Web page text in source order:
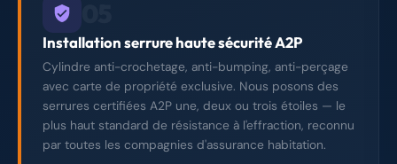
Installation serrure haute sécurité A2P
Cylindre anti-crochetage, anti-bumping, anti-perçage
avec carte de propriété exclusive. Nous posons des
serrures certifiées A2P une, deux ou trois étoiles — le
plus haut standard de résistance à l'effraction, reconnu
par toutes les compagnies d'assurance habitation.